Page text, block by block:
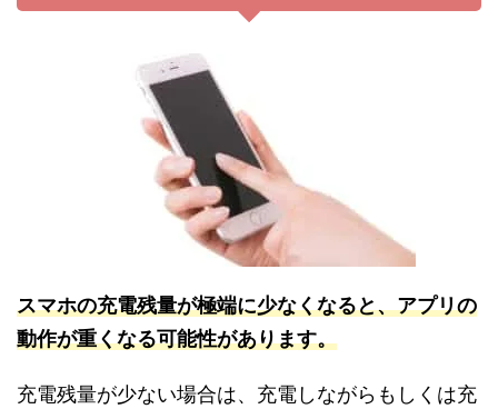
スマホの充電残量が極端に少なくなると、アプリの
動作が重くなる可能性があります。
充電残量が少ない場合は、充電しながらもしくは充